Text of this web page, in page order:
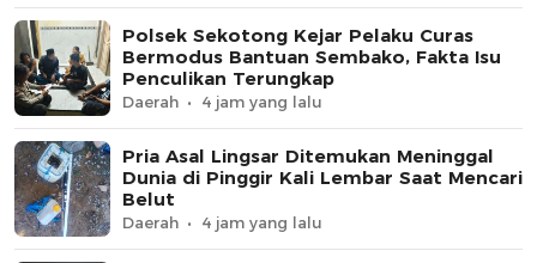
Polsek Sekotong Kejar Pelaku Curas
Bermodus Bantuan Sembako, Fakta Isu
Penculikan Terungkap
Daerah 4 jam yang lalu
Pria Asal Lingsar Ditemukan Meninggal
Dunia di Pinggir Kali Lembar Saat Mencari
Belut
Daerah 4 jam yang lalu